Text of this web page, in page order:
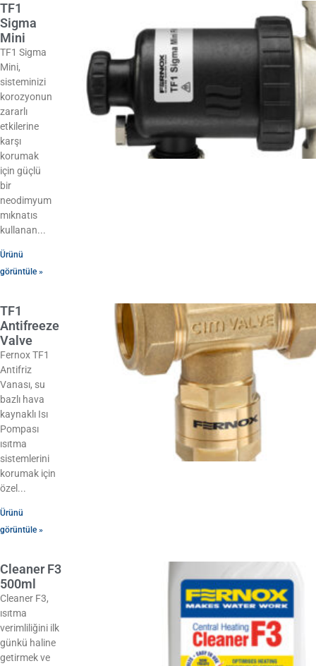
TF1
Sigma
Mini
TF1 Sigma
Mini,
sisteminizi
korozyonun
zararlı
etkilerine
karşı
korumak
için güçlü
bir
neodimyum
mıknatıs
kullanan
Ürünü
görüntüle »
TF1
Antifreeze
Valve
Fernox TF1
Antifriz
Vanası, su
bazlı hava
kaynaklı Isı
Pompası
ısıtma
sistemlerini
korumak için
özel
Ürünü
görüntüle »
Cleaner F3
500ml
Cleaner F3,
ısıtma
verimliliğini ilk
günkü haline
getirmek ve